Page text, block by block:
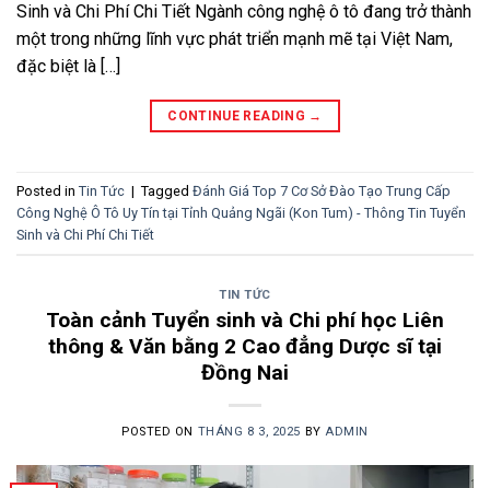
Sinh và Chi Phí Chi Tiết Ngành công nghệ ô tô đang trở thành
một trong những lĩnh vực phát triển mạnh mẽ tại Việt Nam,
đặc biệt là […]
CONTINUE READING →
Posted in Tin Tức | Tagged Đánh Giá Top 7 Cơ Sở Đào Tạo Trung Cấp
Công Nghệ Ô Tô Uy Tín tại Tỉnh Quảng Ngãi (Kon Tum) - Thông Tin Tuyển
Sinh và Chi Phí Chi Tiết
TIN TỨC
Toàn cảnh Tuyển sinh và Chi phí học Liên
thông & Văn bằng 2 Cao đẳng Dược sĩ tại
Đồng Nai
POSTED ON THÁNG 8 3, 2025 BYADMIN